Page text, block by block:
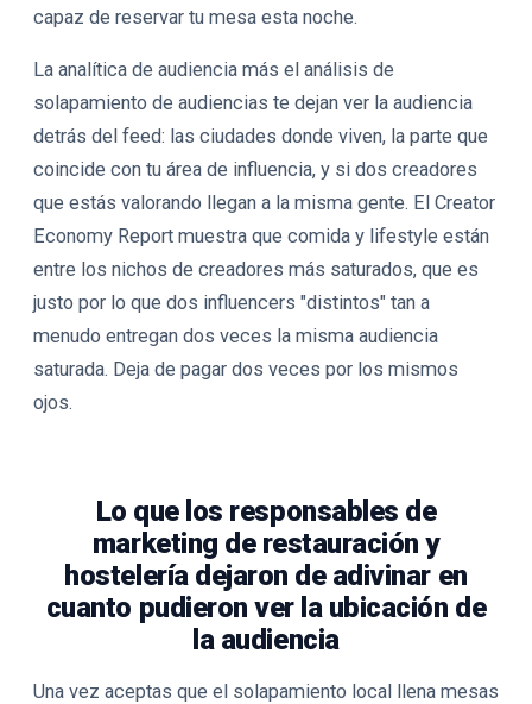
capaz de reservar tu mesa esta noche.
La analítica de audiencia más el análisis de
solapamiento de audiencias te dejan ver la audiencia
detrás del feed: las ciudades donde viven, la parte que
coincide con tu área de influencia, y si dos creadores
que estás valorando llegan a la misma gente. El Creator
Economy Report muestra que comida y lifestyle están
entre los nichos de creadores más saturados, que es
justo por lo que dos influencers "distintos" tan a
menudo entregan dos veces la misma audiencia
saturada. Deja de pagar dos veces por los mismos
ojos.
Lo que los responsables de
marketing de restauración y
hostelería dejaron de adivinar en
cuanto pudieron ver la ubicación de
la audiencia
Una vez aceptas que el solapamiento local llena mesas